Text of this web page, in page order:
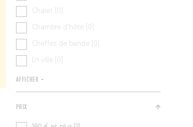
Chalet [0]
Chambre d'hôte [0]
Cheffes de bande [0]
En ville [0]
AFFICHER +
PRIX